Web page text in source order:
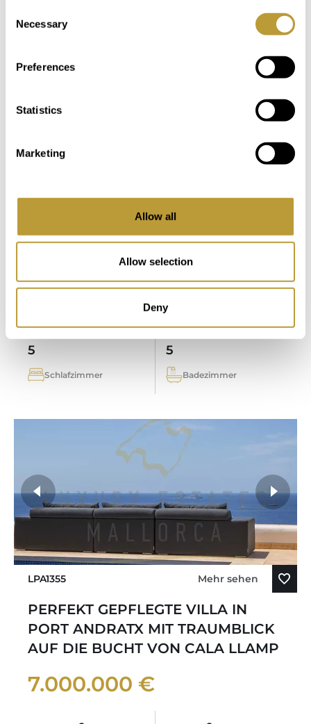
Selection
Necessary
Preferences
Statistics
Marketing
Allow all
Allow selection
Deny
LPA1634 Mehr sehen
6.900.000 €
878 m2 321 m2
5
Schlafzimmer
5
Badezimmer
LPA1355 Mehr sehen
PERFEKT GEPFLEGTE VILLA IN
PORT ANDRATX MIT TRAUMBLICK
AUF DIE BUCHT VON CALA LLAMP
7.000.000 €